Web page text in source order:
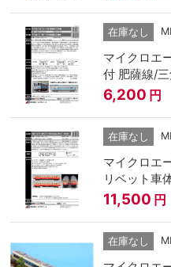
在庫なし
マイクロエ
付 肥薩線/
6,200 円
在庫なし
マイクロエ
リベット車
11,500 円
在庫なし